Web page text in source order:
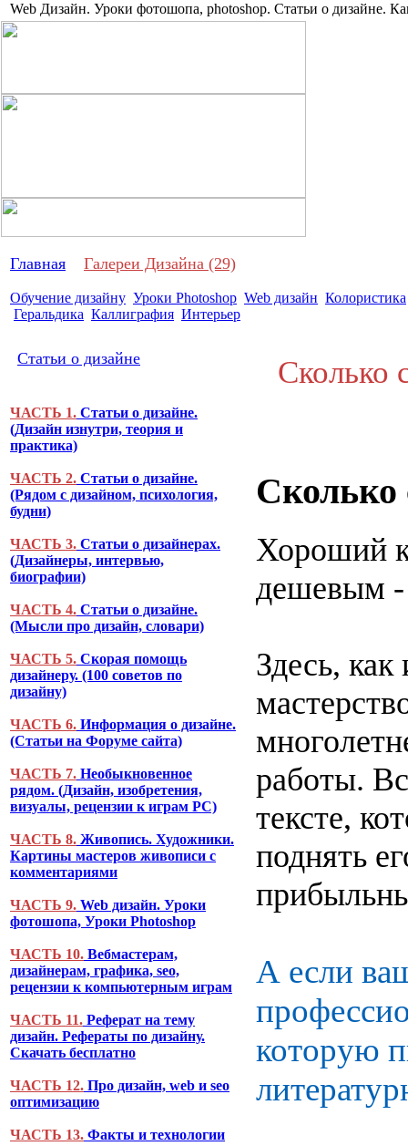
Web Дизайн. Уроки фотошопа, photoshop. Статьи о дизайне.
Главная Галереи Дизайна (29)
Обучение дизайну Уроки Photoshop Web дизайн Колористика
Геральдика Каллиграфия Интерьер
Статьи о дизайне
ЧАСТЬ 1. Статьи о дизайне.
(Дизайн изнутри, теория и
практика)
ЧАСТЬ 2. Статьи о дизайне.
(Рядом с дизайном, психология,
будни)
ЧАСТЬ 3. Статьи о дизайнерах.
(Дизайнеры, интервью,
биографии)
ЧАСТЬ 4. Статьи о дизайне.
(Мысли про дизайн, словари)
ЧАСТЬ 5. Скорая помощь
дизайнеру. (100 советов по
дизайну)
ЧАСТЬ 6. Информация о дизайне.
(Статьи на Форуме сайта)
ЧАСТЬ 7. Необыкновенное
рядом. (Дизайн, изобретения,
визуалы, рецензии к играм PC)
ЧАСТЬ 8. Живопись. Художники.
Картины мастеров живописи с
комментариями
ЧАСТЬ 9. Web дизайн. Уроки
фотошопа, Уроки Photoshop
ЧАСТЬ 10. Вебмастерам,
дизайнерам, графика, seo,
рецензии к компьютерным играм
ЧАСТЬ 11. Реферат на тему
дизайн. Рефераты по дизайну.
Скачать бесплатно
ЧАСТЬ 12. Про дизайн, web и seo
оптимизацию
ЧАСТЬ 13. Факты и технологии
Сколько
Сколько
Хороший
дешевым -
Здесь,
работы.
тексте,
поднять
А если
которую